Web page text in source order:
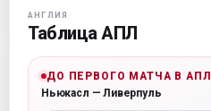
АНГЛИЯ
Таблица АПЛ
ДО ПЕРВОГО МАТЧА В АПЛ
Ньюкасл — Ливерпуль